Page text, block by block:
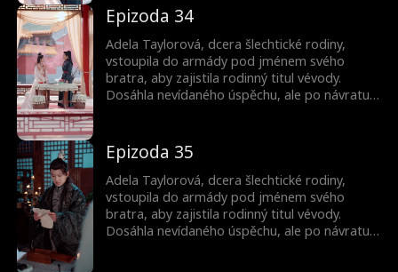
Nečekaně se znovu narodila jako princezna.
Pak začala svou cestu pomsty...
Epizoda 34
Adela Taylorová, dcera šlechtické rodiny,
vstoupila do armády pod jménem svého
bratra, aby zajistila rodinný titul vévody.
Dosáhla nevídaného úspěchu, ale po návratu
Nečekaně se znovu narodila jako princezna.
Pak začala svou cestu pomsty...
Epizoda 35
Adela Taylorová, dcera šlechtické rodiny,
vstoupila do armády pod jménem svého
bratra, aby zajistila rodinný titul vévody.
Dosáhla nevídaného úspěchu, ale po návratu